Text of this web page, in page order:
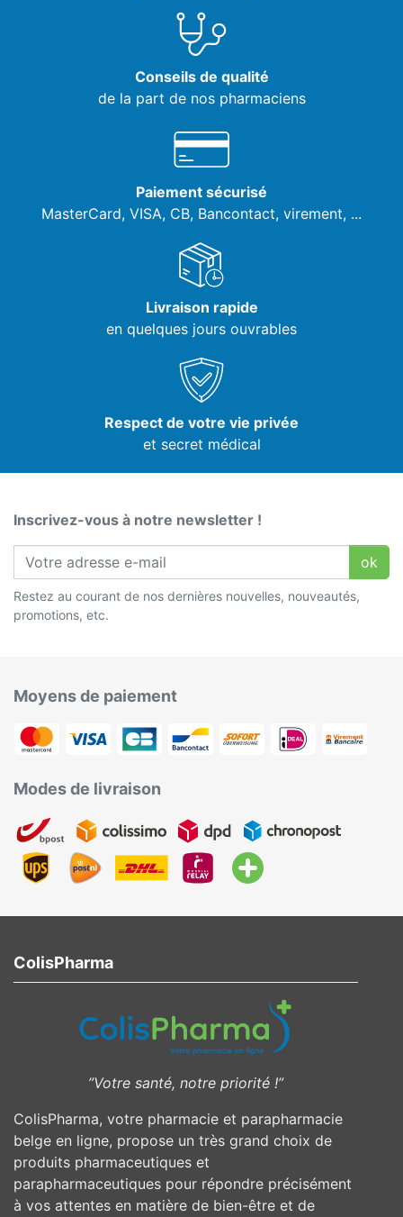
Conseils de qualité
de la part de nos pharmaciens
Paiement sécurisé
MasterCard, VISA, CB, Bancontact, virement, ...
Livraison rapide
en quelques jours ouvrables
Respect de votre vie privée
et secret médical
Inscrivez-vous à notre newsletter !
ok
Restez au courant de nos dernières nouvelles, nouveautés,
promotions, etc.
Moyens de paiement
Modes de livraison
ColisPharma
”Votre santé, notre priorité !”
ColisPharma, votre pharmacie et parapharmacie
belge en ligne, propose un très grand choix de
produits pharmaceutiques et
parapharmaceutiques pour répondre précisément
à vos attentes en matière de bien-être et de